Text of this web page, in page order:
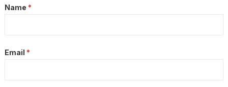
Name *
Email *